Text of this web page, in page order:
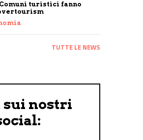
turistici fanno
TUTTE LE NEWS
sui nostri